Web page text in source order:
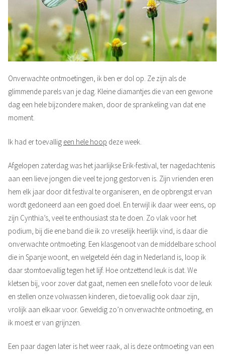
Onverwachte ontmoetingen, ik ben er dol op. Ze zijn als de
glimmende parels van je dag. Kleine diamantjes die van een gewone
dag een hele bijzondere maken, door de sprankeling van dat ene
moment.
Ik had er toevallig een hele hoop deze week.
Afgelopen zaterdag was het jaarlijkse Erik-festival, ter nagedachtenis
aan een lieve jongen die veel te jong gestorven is. Zijn vrienden eren
hem elk jaar door dit festival te organiseren, en de opbrengst ervan
wordt gedoneerd aan een goed doel. En terwijl ik daar weer eens, op
zijn Cynthia’s, veel te enthousiast sta te doen. Zo vlak voor het
podium, bij die ene band die ik zo vreselijk heerlijk vind, is daar die
onverwachte ontmoeting. Een klasgenoot van de middelbare school
die in Spanje woont, en welgeteld één dag in Nederland is, loop ik
daar stomtoevallig tegen het lijf. Hoe ontzettend leuk is dat. We
kletsen bij, voor zover dat gaat, nemen een snelle foto voor de leuk
en stellen onze volwassen kinderen, die toevallig ook daar zijn,
vrolijk aan elkaar voor. Geweldig zo’n onverwachte ontmoeting, en
ik moest er van grijnzen.
Een paar dagen later is het weer raak, al is deze ontmoeting van een